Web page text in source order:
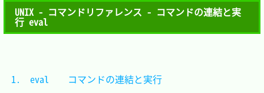
UNIX - コマンドリファレンス - コマンドの連結と実
行 eval